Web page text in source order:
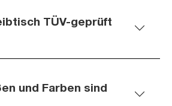
TÜV-geprüft
und Farben sind